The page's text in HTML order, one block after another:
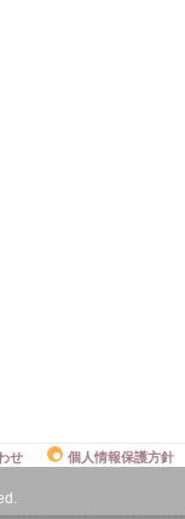
せ 個人情報保護方針